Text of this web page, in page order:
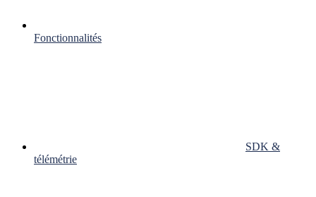
Fonctionnalités
SDK &
télémétrie